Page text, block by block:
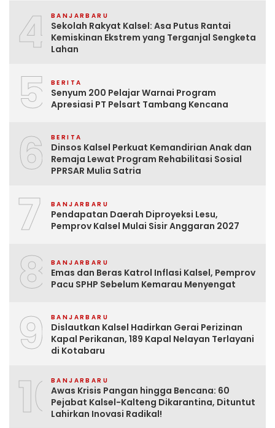
4 BANJARBARU
Sekolah Rakyat Kalsel: Asa Putus Rantai
Kemiskinan Ekstrem yang Terganjal Sengketa
Lahan
5 BERITA
Senyum 200 Pelajar Warnai Program
Apresiasi PT Pelsart Tambang Kencana
6 BERITA
Dinsos Kalsel Perkuat Kemandirian Anak dan
Remaja Lewat Program Rehabilitasi Sosial
PPRSAR Mulia Satria
7 BANJARBARU
Pendapatan Daerah Diproyeksi Lesu,
Pemprov Kalsel Mulai Sisir Anggaran 2027
8 BANJARBARU
Emas dan Beras Katrol Inflasi Kalsel, Pemprov
Pacu SPHP Sebelum Kemarau Menyengat
9 BANJARBARU
Dislautkan Kalsel Hadirkan Gerai Perizinan
Kapal Perikanan, 189 Kapal Nelayan Terlayani
di Kotabaru
10BANJARBARU
Awas Krisis Pangan hingga Bencana: 60
Pejabat Kalsel-Kalteng Dikarantina, Dituntut
Lahirkan Inovasi Radikal!